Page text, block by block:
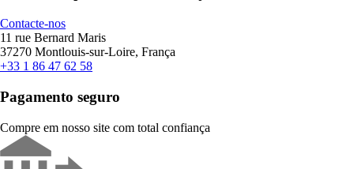
Contacte-nos
11 rue Bernard Maris
37270 Montlouis-sur-Loire, França
+33 1 86 47 62 58
Pagamento seguro
Compre em nosso site com total confiança